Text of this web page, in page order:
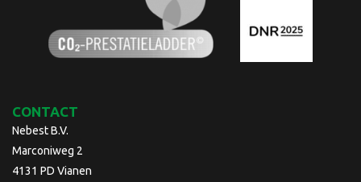
CONTACT
Nebest B.V.
Marconiweg 2
4131 PD Vianen